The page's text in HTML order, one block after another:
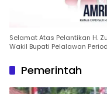
Selamat Atas Pelantikan H.
Wakil Bupati Pelalawan
Pemerintah